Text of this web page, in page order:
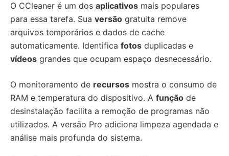
O CCleaner é um dos aplicativos mais populares
para essa tarefa. Sua versão gratuita remove
arquivos temporários e dados de cache
automaticamente. Identifica fotos duplicadas e
vídeos grandes que ocupam espaço desnecessário.
O monitoramento de recursos mostra o consumo de
RAM e temperatura do dispositivo. A função de
desinstalação facilita a remoção de programas não
utilizados. A versão Pro adiciona limpeza agendada e
análise mais profunda do sistema.